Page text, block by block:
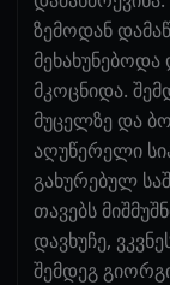
ზემოდან
მეხახუნებოდა
მკოცნიდა.
მუცელზე და
აღუწერელი
გახურებულ
თავებს
დავხუჩე,
შემდეგ